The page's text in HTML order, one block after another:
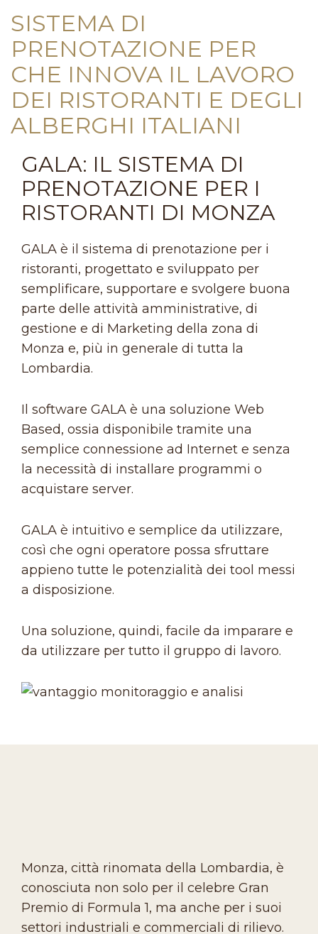
SISTEMA DI
PRENOTAZIONE PER
CHE INNOVA IL LAVORO
DEI RISTORANTI E DEGLI
ALBERGHI ITALIANI
GALA: IL SISTEMA DI
PRENOTAZIONE PER I
RISTORANTI DI MONZA
GALA è il sistema di prenotazione per i
ristoranti, progettato e sviluppato per
semplificare, supportare e svolgere buona
parte delle attività amministrative, di
gestione e di Marketing della zona di
Monza e, più in generale di tutta la
Lombardia.
Il software GALA è una soluzione Web
Based, ossia disponibile tramite una
semplice connessione ad Internet e senza
la necessità di installare programmi o
acquistare server.
GALA è intuitivo e semplice da utilizzare,
così che ogni operatore possa sfruttare
appieno tutte le potenzialità dei tool messi
a disposizione.
Una soluzione, quindi, facile da imparare e
da utilizzare per tutto il gruppo di lavoro.
Monza, città rinomata della Lombardia, è
conosciuta non solo per il celebre Gran
Premio di Formula 1, ma anche per i suoi
settori industriali e commerciali di rilievo.